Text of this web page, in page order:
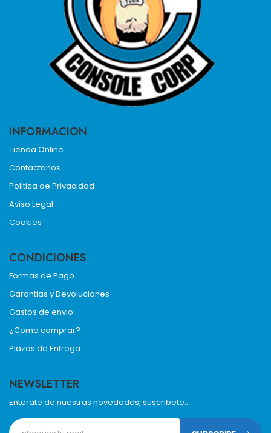
INFORMACION
Tienda Online
Contactanos
Politica de Privacidad
Aviso Legal
Cookies
CONDICIONES
Formas de Pago
Garantias y Devoluciones
Gastos de envio
¿Como comprar?
Plazos de Entrega
NEWSLETTER
Enterate de nuestras novedades, suscribete...